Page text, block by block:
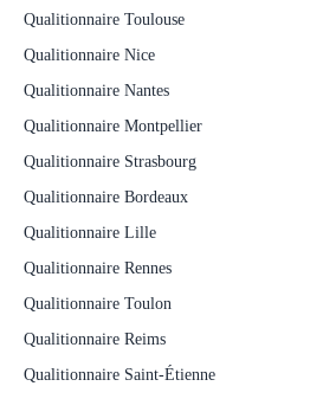
Qualitionnaire Toulouse
Qualitionnaire Nice
Qualitionnaire Nantes
Qualitionnaire Montpellier
Qualitionnaire Strasbourg
Qualitionnaire Bordeaux
Qualitionnaire Lille
Qualitionnaire Rennes
Qualitionnaire Toulon
Qualitionnaire Reims
Qualitionnaire Saint-Étienne